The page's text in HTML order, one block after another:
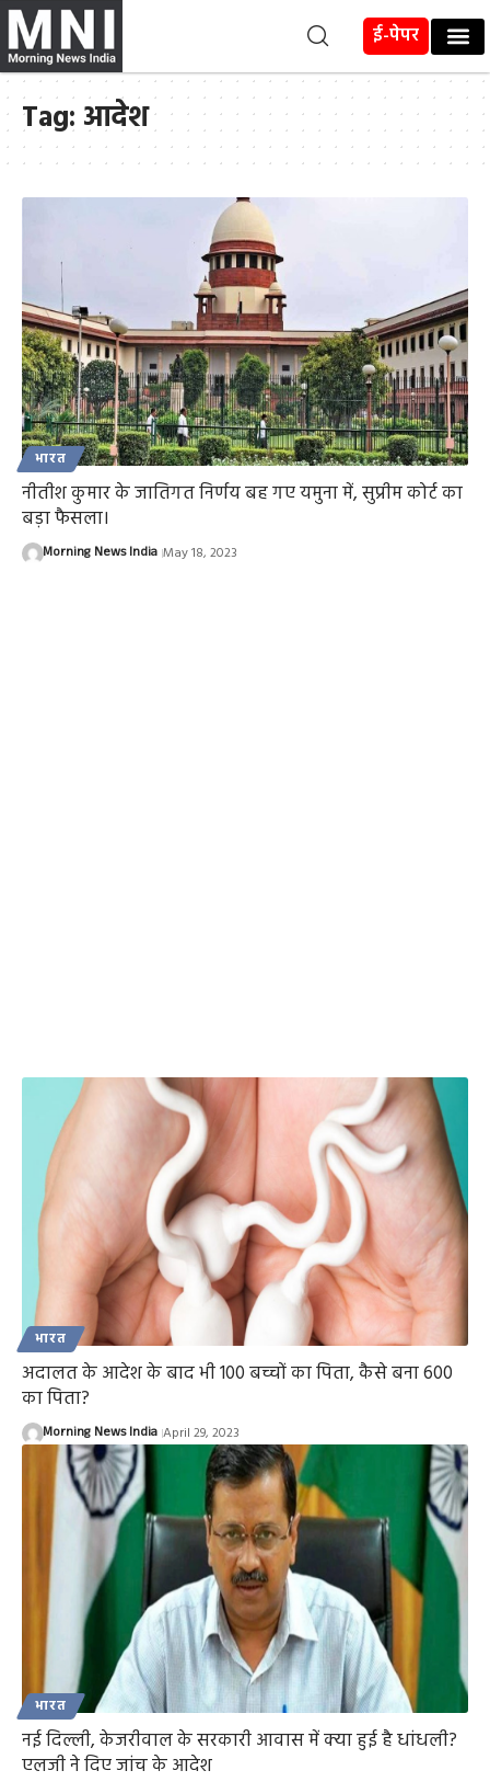
ई-पेपर
Tag: आदेश
भारत
नीतीश कुमार के जातिगत निर्णय बह गए यमुना में, सुप्रीम कोर्ट का
बड़ा फैसला।
Morning News India May 18, 2023
भारत
अदालत के आदेश के बाद भी 100 बच्चों का पिता, कैसे बना 600
का पिता?
Morning News India April 29, 2023
भारत
नई दिल्ली, केजरीवाल के सरकारी आवास में क्या हुई है धांधली?
एलजी ने दिए जांच के आदेश